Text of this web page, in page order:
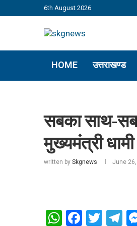
6th August 2026
HOME उत्तराखण्ड
सबका साथ-
मुख्यमंत्री धामी
written by Skgnews June
WhatsApp